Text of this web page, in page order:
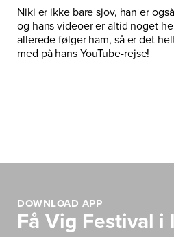
Niki er ikke bare sjov, han er
og hans videoer er altid noget
allerede følger ham, så er det
med på hans YouTube-rejse!
DOWNLOAD APP
Få Vig Festival i